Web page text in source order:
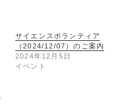
サイエンスボランティア
（2024/12/07）のご案内
2024年12月5日
イベント